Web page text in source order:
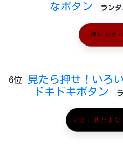
なボタン
ランダ
押しなさ
6位
見たら押せ！いろ
ドキドキボタン
いま、見たよ